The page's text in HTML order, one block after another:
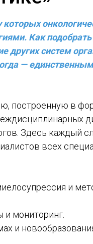
Как подобрать
других систем
— единственным
построенную в
Здесь каждый
всех
и
мониторинг.
и